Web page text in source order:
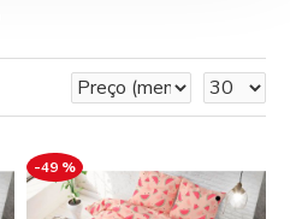
-49 %